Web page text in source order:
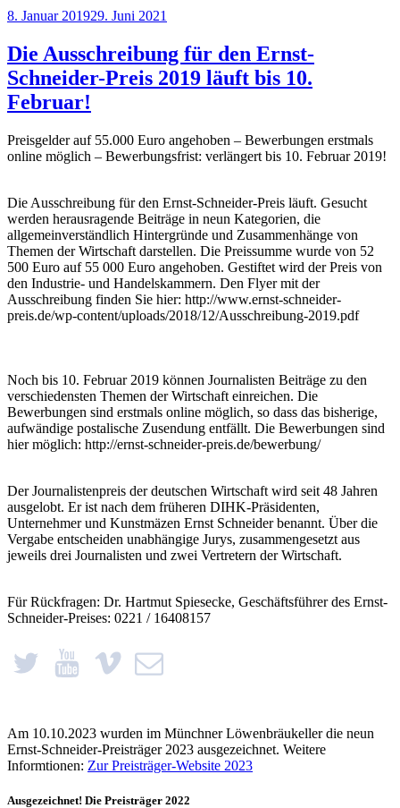
Veröffentlicht
8. Januar 201929. Juni 2021
Die Ausschreibung für den Ernst-
Schneider-Preis 2019 läuft bis 10.
Februar!
Preisgelder auf 55.000 Euro angehoben – Bewerbungen erstmals
online möglich – Bewerbungsfrist: verlängert bis 10. Februar 2019!
Die Ausschreibung für den Ernst-Schneider-Preis läuft. Gesucht
werden herausragende Beiträge in neun Kategorien, die
allgemeinverständlich Hintergründe und Zusammen­hänge von
Themen der Wirtschaft darstellen. Die Preissumme wurde von 52
500 Euro auf 55 000 Euro angehoben. Gestiftet wird der Preis von
den Industrie- und Handelskammern. Den Flyer mit der
Ausschreibung finden Sie hier: http://www.ernst-schneider-
preis.de/wp-content/uploads/2018/12/Ausschreibung-2019.pdf
Noch bis 10. Februar 2019 können Journalisten Beiträge zu den
verschiedensten Themen der Wirtschaft einreichen. Die
Bewerbungen sind erstmals online möglich, so dass das bisherige,
aufwändige postalische Zusendung entfällt. Die Bewerbungen sind
hier möglich: http://ernst-schneider-preis.de/bewerbung/
Der Journalistenpreis der deutschen Wirtschaft wird seit 48 Jahren
ausgelobt. Er ist nach dem früheren DIHK-Präsidenten,
Unternehmer und Kunstmäzen Ernst Schneider benannt. Über die
Vergabe entscheiden unabhängige Jurys, zusammengesetzt aus
jeweils drei Journalisten und zwei Vertretern der Wirtschaft.
Für Rückfragen: Dr. Hartmut Spiesecke, Geschäftsführer des Ernst-
Schneider-Preises: 0221 / 16408157
Am 10.10.2023 wurden im Münchner Löwenbräukeller die neun
Ernst-Schneider-Preisträger 2023 ausgezeichnet. Weitere
Informtionen: Zur Preisträger-Website 2023
Ausgezeichnet! Die Preisträger 2022